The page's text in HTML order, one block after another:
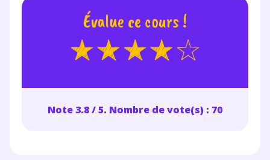
Évalue ce cours !
Note 3.8 / 5. Nombre de vote(s) : 70